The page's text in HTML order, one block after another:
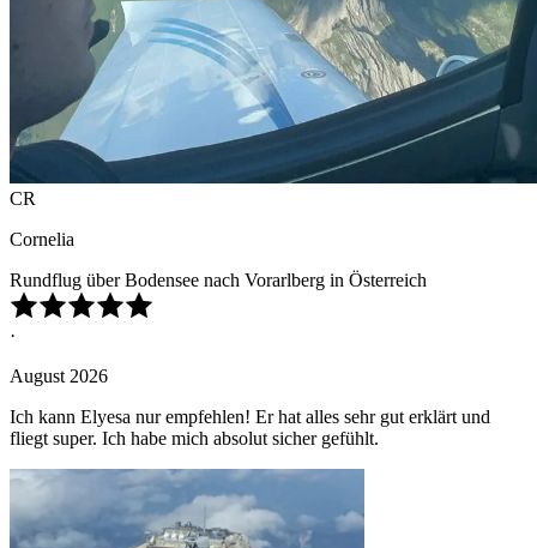
CR
Cornelia
Rundflug über Bodensee nach Vorarlberg in Österreich
·
August 2026
Ich kann Elyesa nur empfehlen! Er hat alles sehr gut erklärt und
fliegt super. Ich habe mich absolut sicher gefühlt.